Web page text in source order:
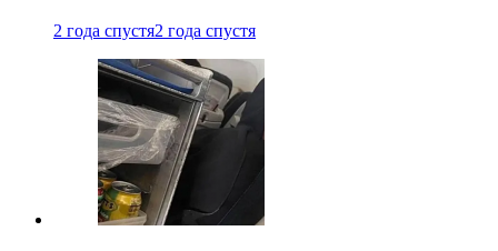
2 года спустя2 года спустя